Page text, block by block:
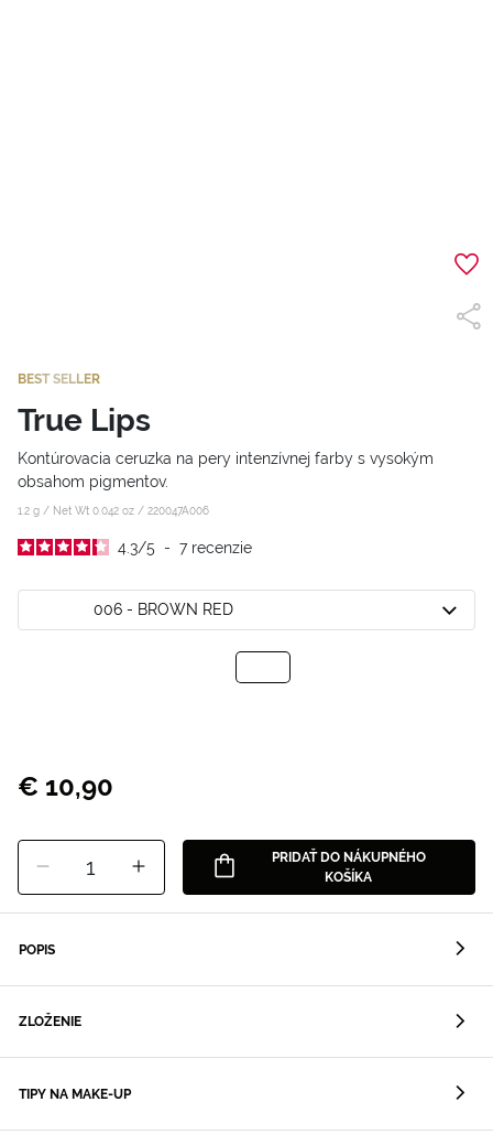
BEST SELLER
True Lips
Kontúrovacia ceruzka na pery intenzívnej farby s vysokým
obsahom pigmentov.
1.2 g / Net Wt 0.042 oz / 220047A006
4.3/5 - 7 recenzie
006 - BROWN RED
€ 10,90
1
PRIDAŤ DO NÁKUPNÉHO
KOŠÍKA
POPIS
ZLOŽENIE
TIPY NA MAKE-UP